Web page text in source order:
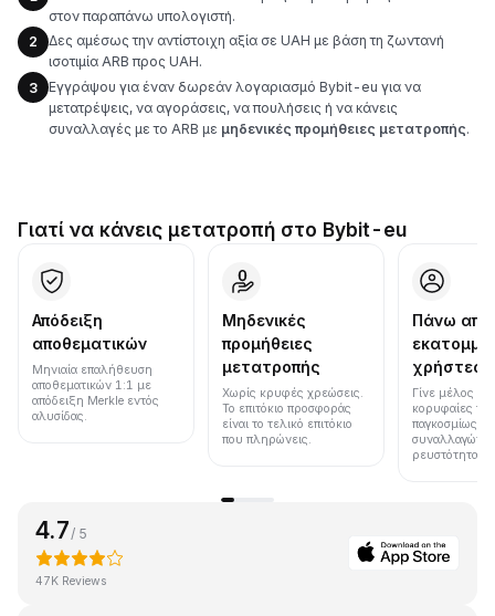
στον παραπάνω υπολογιστή.
2
Δες αμέσως την αντίστοιχη αξία σε UAH με βάση τη ζωντανή
ισοτιμία ARB προς UAH.
3
Εγγράψου για έναν δωρεάν λογαριασμό Bybit-eu για να
μετατρέψεις, να αγοράσεις, να πουλήσεις ή να κάνεις
συναλλαγές με το ARB με μηδενικές προμήθειες μετατροπής.
Γιατί να κάνεις μετατροπή στο Bybit-eu
Απόδειξη
αποθεματικών
Μηνιαία επαλήθευση
αποθεματικών 1:1 με
απόδειξη Merkle εντός
αλυσίδας.
Μηδενικές
προμήθειες
μετατροπής
Χωρίς κρυφές χρεώσεις.
Το επιτόκιο προσφοράς
είναι το τελικό επιτόκιο
που πληρώνεις.
Πάνω από
χρήστες
Γίνε μέλος
κορυφαίες
παγκοσμίως
συναλλαγών
ρευστότητα.
4.7 / 5
47K Reviews